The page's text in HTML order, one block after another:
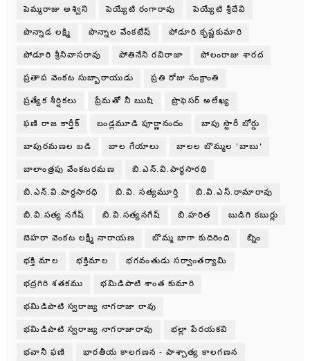
పెమ్మరాజు అశ్విని పెయ్యేటి రంగారావు పెయ్యేటి శ్రీదేవి
పొన్నాడ లక్ష్మి పొన్నాల వేంకటేష్ పోడూరి కృష్ణకుమారి
పోడూరి శ్రీనివాసరావు పోతినేని రవిరాజా పోలంరాజు శారద
ప్రతాప వెంకట సుబ్బారాయుడు ప్రతి రోజు సంక్రాంతి
ప్రత్యేక శీర్షికలు ప్రేమతో నీ ఋషి ప్రొఫెసర్ అలేఖ్య
ఫణి రాజ కార్తీక్ బండ్లమూడి పూర్ణానందం బాపు స్టొరీ బోర్డు
బాపురమణల బడి బాల గేయాలు బాలల బొమ్మల 'బాబు'
బాలాంత్రపు వేంకటరమణ బి.ఎన్.వి.పార్థసారథి
బి.ఎన్.వి.పార్ధసారధి బి.వి. సత్యమూర్తి బి.వి.ఎస్.రామారావు
బి.వి.సత్య నగేష్ బి.వి.సత్యనగేష్ బి.హరిత బుడిగి కబుర్లు
బెహరా వెంకట లక్ష్మీ నారాయణ బొమ్మ బాగా కుదిరింది బ్నిం
భక్తి మాల భక్తిమాల భగవంతుడు సర్వాంతర్యామి
భద్రగిరి శతకము భమిడిపాటి శాంత కుమారి
భమిడిపాటి స్వరాజ్య నాగరాజా రావు
భమిడిపాటి స్వరాజ్య నాగరాజారావు భల్లా పేరయకవి
భవానీ ఫణి భారతీయ కాలగణన - పాశ్చాత్య కాలగణన